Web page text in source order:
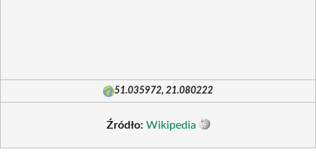
51.035972, 21.080222
Źródło: Wikipedia